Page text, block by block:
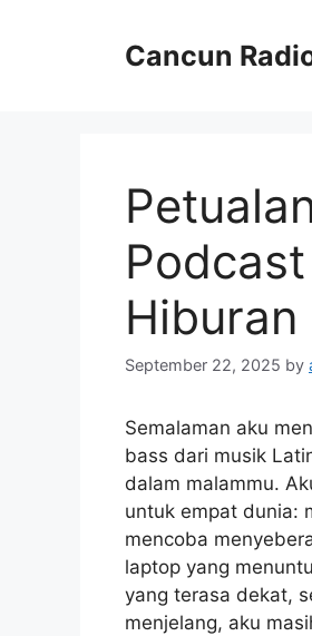
Cancun
Hiburan
September 22, 2025 by
Semalaman aku
bass dari musik
dalam malammu.
untuk empat dunia:
mencoba
laptop yang
yang terasa dekat,
menjelang, aku